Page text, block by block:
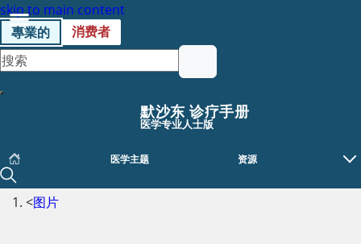
skip to main content
專業的
消费者
默沙东 诊疗手册
医学专业人士版
医学主题 资源
<图片